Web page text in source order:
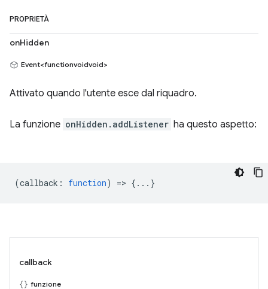
PROPRIETÀ
onHidden
Event<functionvoidvoid>
Attivato quando l'utente esce dal riquadro.
La funzione onHidden.addListener ha questo aspetto:
(callback : function) => {...}
callback
funzione